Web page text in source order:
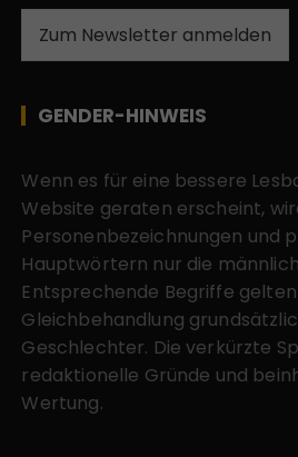
Zum Newsletter anmelden
GENDER-HINWEIS
Wenn es für eine bessere
Website geraten erscheint,
Personenbezeichnungen und
Hauptwörtern nur die
Entsprechende Begriffe
Gleichbehandlung
Geschlechter. Die verkürzte
redaktionelle Gründe und
Wertung.